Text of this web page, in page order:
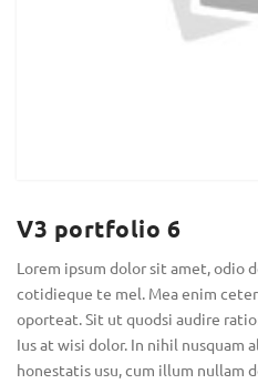
V3 portfolio 6
Lorem ipsum dolor sit amet, odio
cotidieque te mel. Mea enim
oporteat. Sit ut quodsi audire
Ius at wisi dolor. In nihil nusquam
honestatis usu, cum illum nullam